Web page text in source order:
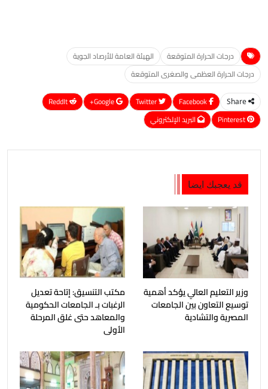
درجات الحرارة المتوقعة
الهيئة العامة للأرصاد الجوية
درجات الحرارة العظمى والصغرى المتوقعة
Share
Google+
ReddIt
Pinterest
البريد الإلكتروني
قد يعجبك ايضا
وزير التعليم العالي يؤكد أهمية
توسيع التعاون بين الجامعات
المصرية والتشادية
مكتب التنسيق: إتاحة تعديل
الرغبات بـ الجامعات الحكومية
والمعاهد حتى غلق المرحلة
الأولى